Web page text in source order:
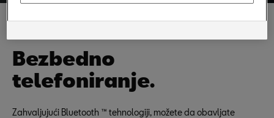
Bezbedno
telefoniranje.
Zahvaljujući Bluetooth ™ tehnologiji, možete da obavljate